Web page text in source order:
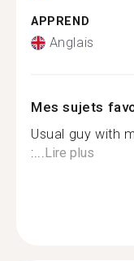
APPREND
Anglais
Mes sujets
Usual guy with
:...Lire plus